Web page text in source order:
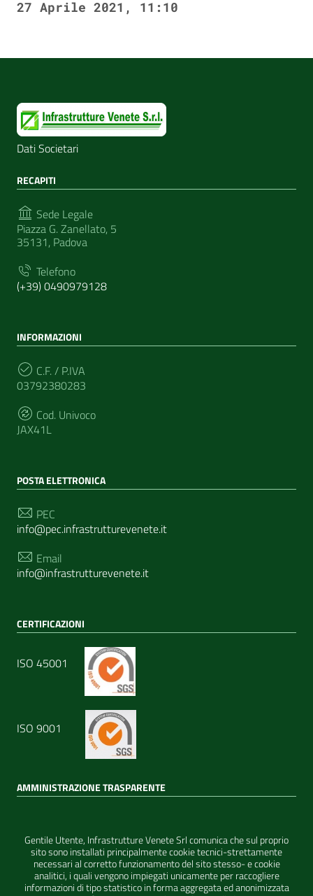
Gentile Utente, Infrastrutture Venete Srl comunica che sul proprio
sito sono installati principalmente cookie tecnici-strettamente
necessari al corretto funzionamento del sito stesso- e cookie
analitici, i quali vengono impiegati unicamente per raccogliere
informazioni di tipo statistico in forma aggregata ed anonimizzata
27 Aprile 2021, 11:10
Dati Societari
RECAPITI
Sede Legale
Piazza G. Zanellato, 5
35131, Padova
Telefono
(+39) 0490979128
INFORMAZIONI
C.F. / P.IVA
03792380283
Cod. Univoco
JAX41L
POSTA ELETTRONICA
PEC
info@pec.infrastrutturevenete.it
Email
info@infrastrutturevenete.it
CERTIFICAZIONI
ISO 45001
ISO 9001
AMMINISTRAZIONE TRASPARENTE
dal d.lgs. 36/2006
Sezione Link Utili
Realizzato conWordPress |Tema grafico ItaliaWP2